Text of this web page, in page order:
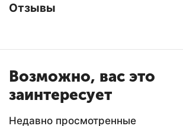
Отзывы
Возможно, вас это
заинтересует
Недавно просмотренные